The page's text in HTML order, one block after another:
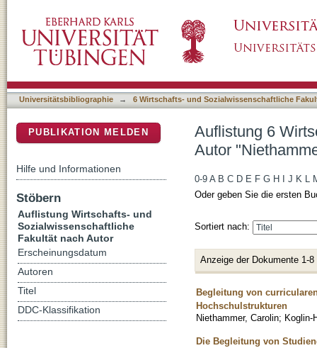
Universitätsbibliographie → 6 Wirtschafts- und Sozialwissenschaftliche
Auflistung 6
Autor
0-9 A B C D E F G H J K L
Oder geben Sie die ersten
Sortiert nach:
Anzeige der Dokumente 1-8
Begleitung von
Hochschulstrukturen
Niethammer, Carolin; Koglin-
Die Begleitung von
PUBLIKATION MELDEN
Hilfe und Informationen
Stöbern
Auflistung Wirtschafts- und
Sozialwissenschaftliche
Fakultät nach Autor
Erscheinungsdatum
Autoren
Titel
DDC-Klassifikation